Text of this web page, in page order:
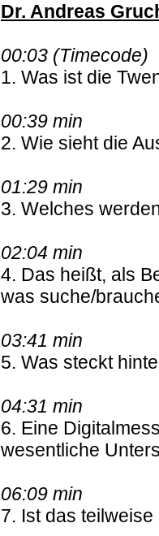
Dr. Andreas
00:03 (Timecode)
1. Was ist die
00:39 min
2. Wie sieht die
01:29 min
3. Welches
02:04 min
4. Das heißt, als
was suche/
03:41 min
5. Was steckt
04:31 min
6. Eine
wesentliche
06:09 min
7. Ist das